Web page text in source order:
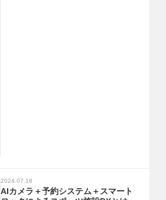
2024.07.18
AIカメラ＋予約システム＋スマート